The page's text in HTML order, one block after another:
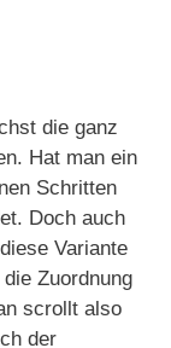
die ganz
Hat man ein
Schritten
Doch auch
Variante
Zuordnung
scrollt also
der